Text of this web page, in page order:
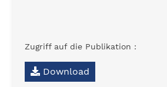
Zugriff auf die Publikation :
Download